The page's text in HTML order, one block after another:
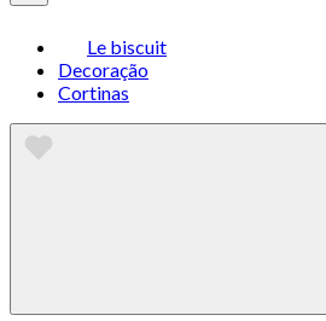
Le biscuit
Decoração
Cortinas